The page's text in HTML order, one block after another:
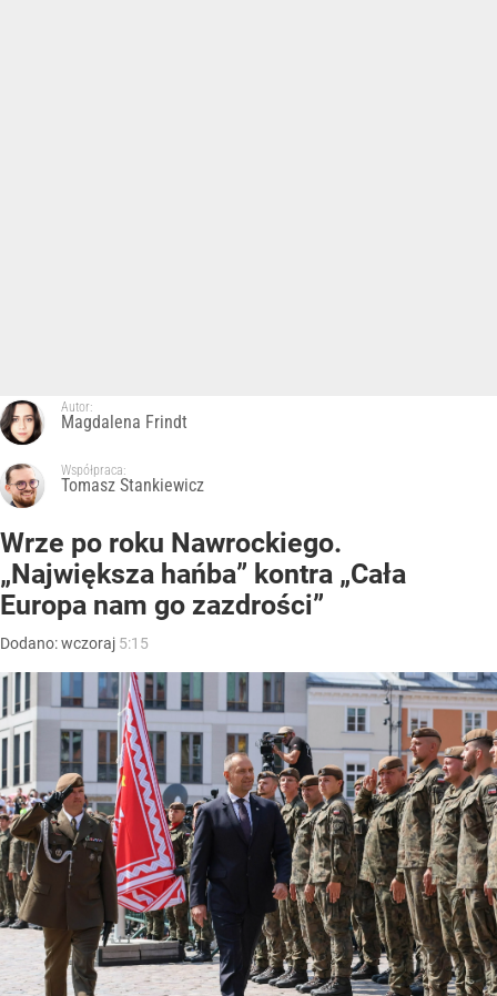
Autor:
Magdalena Frindt
Współpraca:
Tomasz Stankiewicz
Wrze po roku Nawrockiego.
„Największa hańba” kontra „Cała
Europa nam go zazdrości”
Dodano:wczoraj 5:15